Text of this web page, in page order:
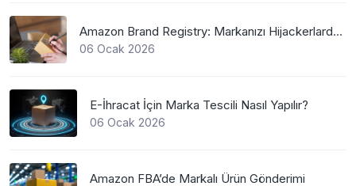
Amazon Brand Registry: Markanızı Hijackerlardan Koruyun
06 Ocak 2026
E-İhracat İçin Marka Tescili Nasıl Yapılır?
06 Ocak 2026
Amazon FBA’de Markalı Ürün Gönderimi